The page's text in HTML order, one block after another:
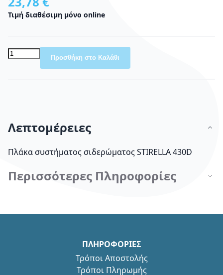
Τιμή διαθέσιμη μόνο online
Προσθήκη στο Καλάθι
Λεπτομέρειες
Πλάκα συστήματος σιδερώματος STIRELLA 430D
Περισσότερες Πληροφορίες
ΠΛΗΡΟΦΟΡΙΕΣ
Τρόποι Αποστολής
Τρόποι Πληρωμής